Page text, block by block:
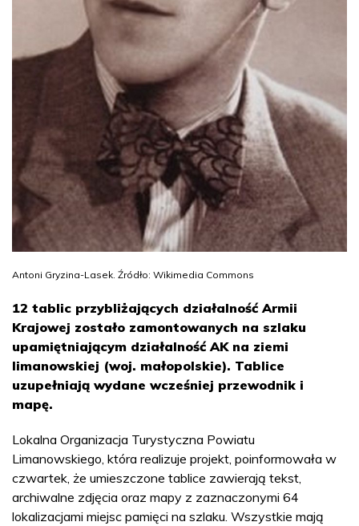
Antoni Gryzina-Lasek. Źródło: Wikimedia Commons
12 tablic przybliżających działalność Armii
Krajowej zostało zamontowanych na szlaku
upamiętniającym działalność AK na ziemi
limanowskiej (woj. małopolskie). Tablice
uzupełniają wydane wcześniej przewodnik i
mapę.
Lokalna Organizacja Turystyczna Powiatu
Limanowskiego, która realizuje projekt, poinformowała w
czwartek, że umieszczone tablice zawierają tekst,
archiwalne zdjęcia oraz mapy z zaznaczonymi 64
lokalizacjami miejsc pamięci na szlaku. Wszystkie mają